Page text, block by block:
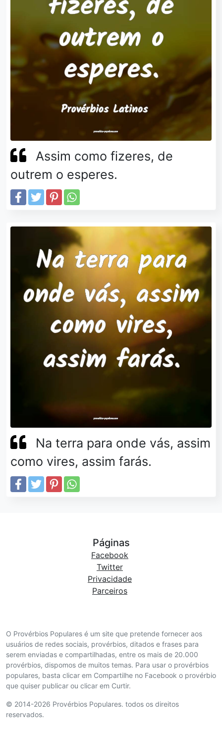
Assim como fizeres, de
outrem o esperes.
Na terra para onde vás, assim
como vires, assim farás.
O Provérbios Populares é um site que pretende fornecer aos
usuários de redes sociais, provérbios, ditados e frases para
serem enviadas e compartilhadas, entre os mais de 20.000
provérbios, dispomos de muitos temas. Para usar o provérbios
populares, basta clicar em Compartilhe no Facebook o provérbio
que quiser publicar ou clicar em Curtir.
© 2014-2026 Provérbios Populares. todos os direitos
reservados.
Páginas
Facebook
Twitter
Privacidade
Parceiros